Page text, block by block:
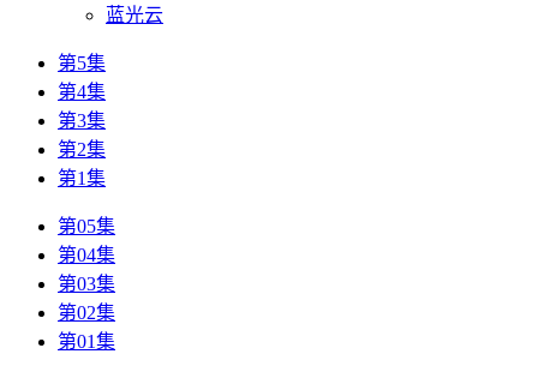
蓝光云
第5集
第4集
第3集
第2集
第1集
第05集
第04集
第03集
第02集
第01集